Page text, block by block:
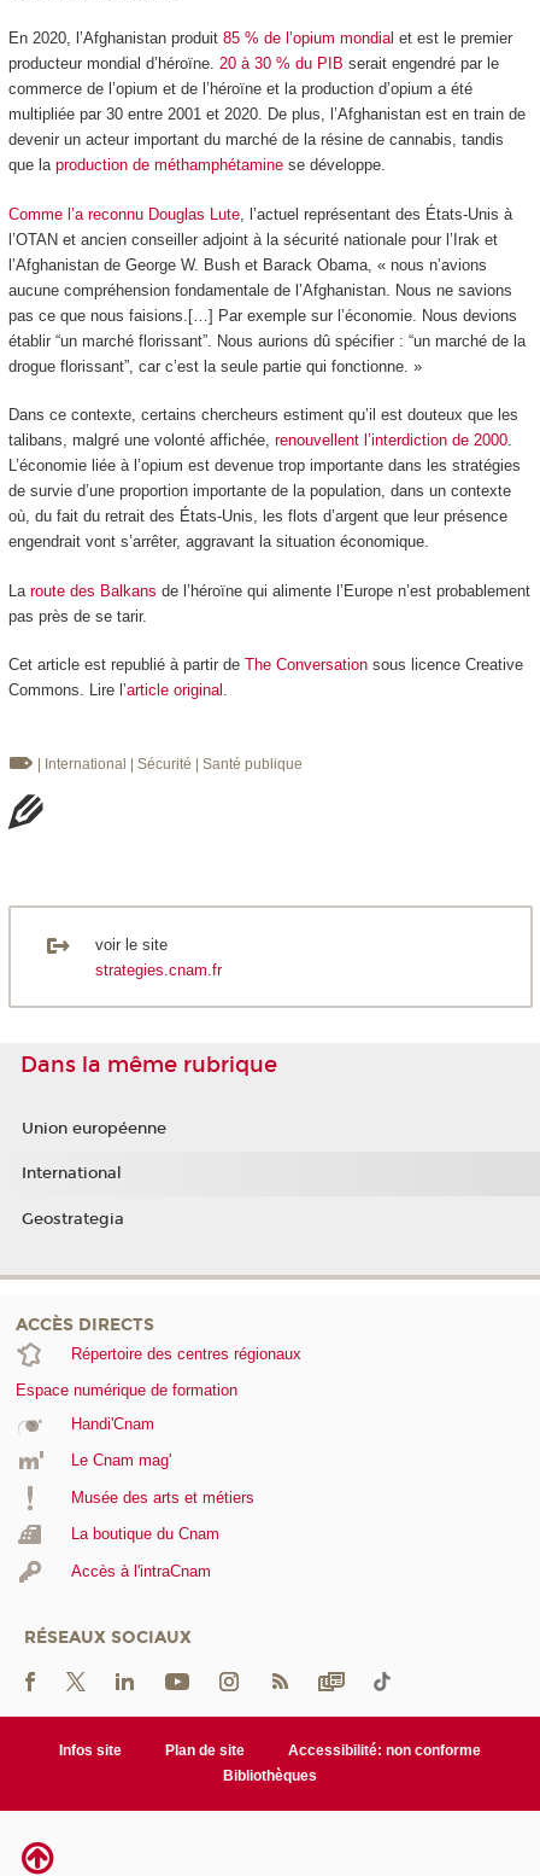
En 2020, l’Afghanistan produit 85 % de l’opium mondial et est le premier
producteur mondial d’héroïne. 20 à 30 % du PIB serait engendré par le
commerce de l’opium et de l’héroïne et la production d’opium a été
multipliée par 30 entre 2001 et 2020. De plus, l’Afghanistan est en train de
devenir un acteur important du marché de la résine de cannabis, tandis
que la production de méthamphétaminese développe.
Comme l’a reconnu Douglas Lute, l’actuel représentant des États-Unis à
l’OTAN et ancien conseiller adjoint à la sécurité nationale pour l’Irak et
l’Afghanistan de George W. Bush et Barack Obama, « nous n’avions
aucune compréhension fondamentale de l’Afghanistan. Nous ne savions
pas ce que nous faisions.[…] Par exemple sur l’économie. Nous devions
établir “un marché florissant”. Nous aurions dû spécifier : “un marché de la
drogue florissant”, car c’est la seule partie qui fonctionne. »
Dans ce contexte, certains chercheurs estiment qu’il est douteux que les
talibans, malgré une volonté affichée, renouvellent l’interdiction de 2000.
L’économie liée à l’opium est devenue trop importante dans les stratégies
de survie d’une proportion importante de la population, dans un contexte
où, du fait du retrait des États-Unis, les flots d’argent que leur présence
engendrait vont s’arrêter, aggravant la situation économique.
La route des Balkans de l’héroïne qui alimente l’Europe n’est probablement
pas près de se tarir.
Cet article est republié à partir de The Conversationsous licence Creative
Commons. Lire l’article original .
| International | Sécurité | Santé publique
voir le site
strategies.cnam.fr
Dans la même rubrique
Union européenne
International
Geostrategia
ACCÈS DIRECTS
Répertoire des centres régionaux
Espace numérique de formation
Handi'Cnam
Le Cnam mag'
Musée des arts et métiers
La boutique du Cnam
Accès à l'intraCnam
RÉSEAUX SOCIAUX
Infos site Plan de site
Accessibilité: non conforme
Bibliothèques